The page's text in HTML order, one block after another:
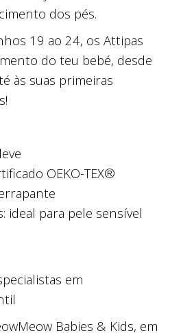
dos pés.
19 ao 24, os Attipas
do teu bebé, desde
às suas primeiras
OEKO-TEX®
ideal para pele sensível
em
Babies & Kids, em